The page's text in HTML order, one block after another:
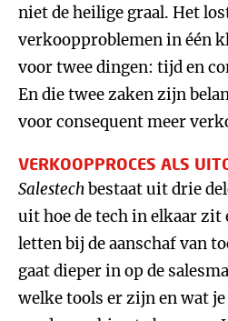
niet de heilige graal. Het
verkoopproblemen in één
voor twee dingen: tijd en
En die twee zaken zijn
voor consequent meer
VERKOOPPROCES ALS
Salestechbestaat uit drie
uit hoe de tech in elkaar zit
letten bij de aanschaf van
gaat dieper in op de
welke tools er zijn en wat